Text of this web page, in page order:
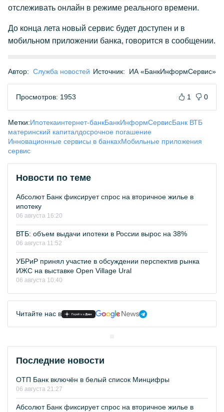
отслеживать онлайн в режиме реального времени.
До конца лета новый сервис будет доступен и в
мобильном приложении банка, говорится в сообщении.
Автор: Служба новостей Источник: ИА «БанкИнформСервис»
Просмотров: 1953 1 0
Метки:Ипотекаинтернет-банкБанкИнформСервисБанк ВТБ
материнский капиталдосрочное погашение
Инновационные сервисы в банкахМобильные приложения
сервис
Новости по теме
Абсолют Банк фиксирует спрос на вторичное жилье в
ипотеку
06 августа 16:20
ВТБ: объем выдачи ипотеки в России вырос на 38%
06 августа 11:52
УБРиР принял участие в обсуждении перспектив рынка
ИЖС на выставке Open Village Ural
06 августа 10:40
Читайте нас в
Последние новости
ОТП Банк включён в белый список Минцифры
06 августа 21:27
Абсолют Банк фиксирует спрос на вторичное жилье в